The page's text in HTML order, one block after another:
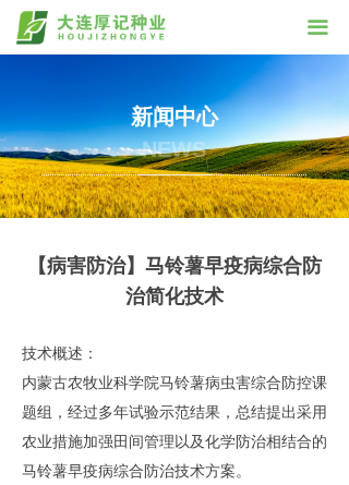
끀
【病害防治】马铃薯早疫病综合防
治简化技术
技术概述：
内蒙古农牧业科学院马铃薯病虫害综合防控课
题组，经过多年试验示范结果，总结提出采用
农业措施加强田间管理以及化学防治相结合的
马铃薯早疫病综合防治技术方案。
新闻中心
NEWS